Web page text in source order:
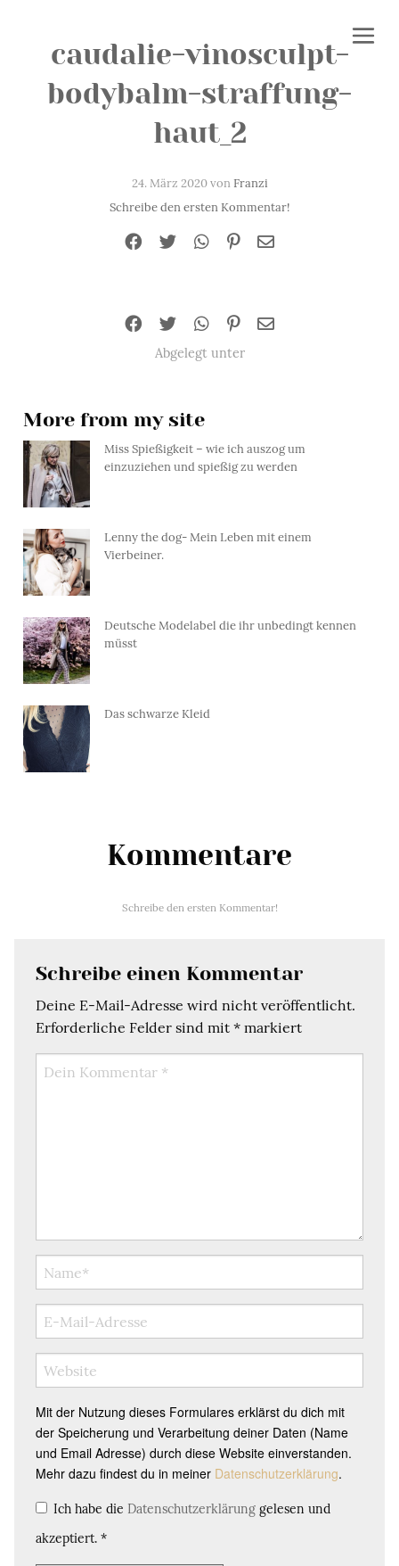
caudalie-vinosculpt-
bodybalm-straffung-
haut_2
24. März 2020 vonFranzi
Schreibe den ersten Kommentar!
Abgelegt unter
More from my site
Miss Spießigkeit – wie ich auszog um
einzuziehen und spießig zu werden
Lenny the dog- Mein Leben mit einem
Vierbeiner.
Deutsche Modelabel die ihr unbedingt kennen
müsst
Das schwarze Kleid
Kommentare
Schreibe den ersten Kommentar!
Schreibe einen Kommentar
Deine E-Mail-Adresse wird nicht veröffentlicht.
Erforderliche Felder sind mit * markiert
Mit der Nutzung dieses Formulares erklärst du dich mit
der Speicherung und Verarbeitung deiner Daten (Name
und Email Adresse) durch diese Website einverstanden.
Mehr dazu findest du in meiner Datenschutzerklärung.
Ich habe die Datenschutzerklärung gelesen und
akzeptiert. *